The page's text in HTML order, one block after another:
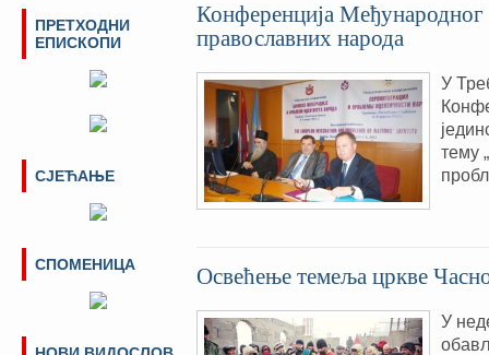
Конференција Међународног
православних народа
У
тему
Освећење темеља цркве
У
ПРЕТХОДНИ
ЕПИСКОПИ
СЈЕЋАЊЕ
СПОМЕНИЦА